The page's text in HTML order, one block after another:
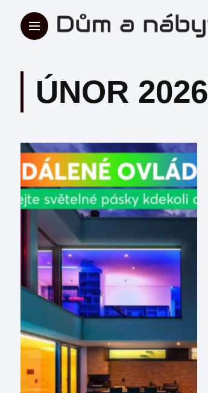
ÚNOR 2026